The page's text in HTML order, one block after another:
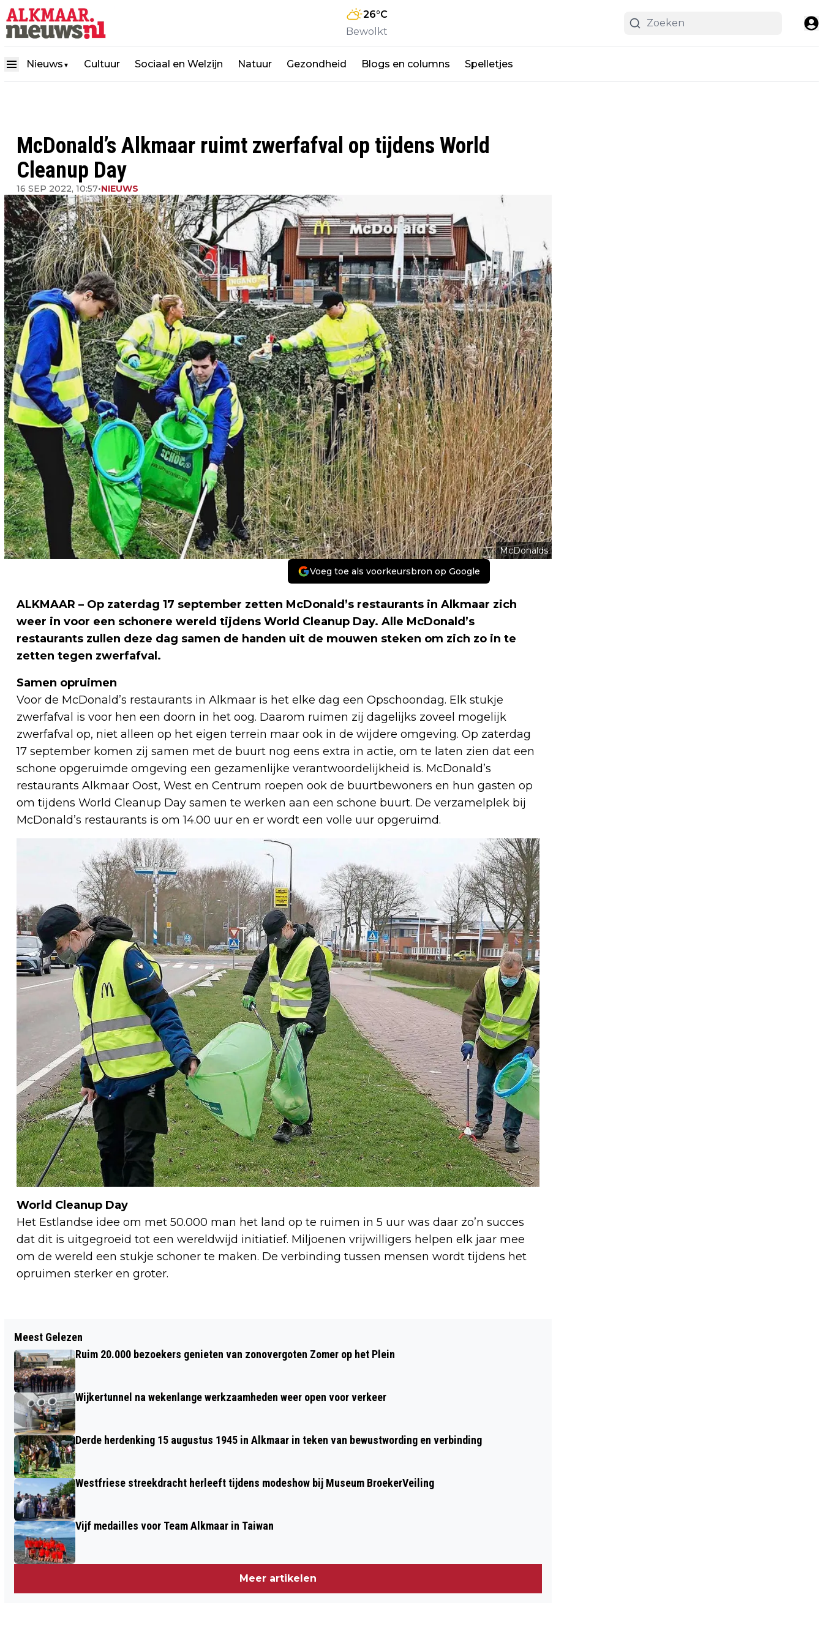
26°C
Bewolkt
Nieuws ▼ Cultuur Sociaal en Welzijn Natuur Gezondheid Blogs en columns Spelletjes
McDonald’s Alkmaar ruimt zwerfafval op tijdens World
Cleanup Day
16 SEP 2022, 10:57•NIEUWS
McDonalds
Voeg toe als voorkeursbron op Google
ALKMAAR – Op zaterdag 17 september zetten McDonald’s restaurants in Alkmaar zich
weer in voor een schonere wereld tijdens World Cleanup Day. Alle McDonald’s
restaurants zullen deze dag samen de handen uit de mouwen steken om zich zo in te
zetten tegen zwerfafval.
Samen opruimen
Voor de McDonald’s restaurants in Alkmaar is het elke dag een Opschoondag. Elk stukje
zwerfafval is voor hen een doorn in het oog. Daarom ruimen zij dagelijks zoveel mogelijk
zwerfafval op, niet alleen op het eigen terrein maar ook in de wijdere omgeving. Op zaterdag
17 september komen zij samen met de buurt nog eens extra in actie, om te laten zien dat een
schone opgeruimde omgeving een gezamenlijke verantwoordelijkheid is. McDonald’s
restaurants Alkmaar Oost, West en Centrum roepen ook de buurtbewoners en hun gasten op
om tijdens World Cleanup Day samen te werken aan een schone buurt. De verzamelplek bij
McDonald’s restaurants is om 14.00 uur en er wordt een volle uur opgeruimd.
World Cleanup Day
Het Estlandse idee om met 50.000 man het land op te ruimen in 5 uur was daar zo’n succes
dat dit is uitgegroeid tot een wereldwijd initiatief. Miljoenen vrijwilligers helpen elk jaar mee
om de wereld een stukje schoner te maken. De verbinding tussen mensen wordt tijdens het
opruimen sterker en groter.
ZWEMBAD HOORNSE VAART START
NIEUW DISCOSEIZOEN MET
ONDERWATERWERELD
ALKMAAR: NAAR HET RIJK DER
Meest Gelezen
Ruim 20.000 bezoekers genieten van zonovergoten Zomer op het Plein
Wijkertunnel na wekenlange werkzaamheden weer open voor verkeer
Derde herdenking 15 augustus 1945 in Alkmaar in teken van bewustwording en verbinding
Westfriese streekdracht herleeft tijdens modeshow bij Museum BroekerVeiling
Vijf medailles voor Team Alkmaar in Taiwan
Meer artikelen